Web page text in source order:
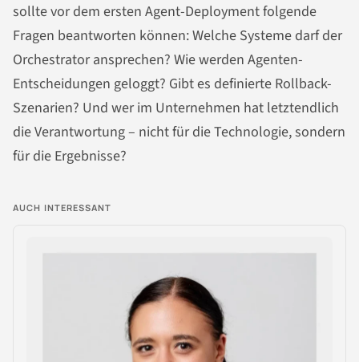
sollte vor dem ersten Agent-Deployment folgende
Fragen beantworten können: Welche Systeme darf der
Orchestrator ansprechen? Wie werden Agenten-
Entscheidungen geloggt? Gibt es definierte Rollback-
Szenarien? Und wer im Unternehmen hat letztendlich
die Verantwortung – nicht für die Technologie, sondern
für die Ergebnisse?
AUCH INTERESSANT